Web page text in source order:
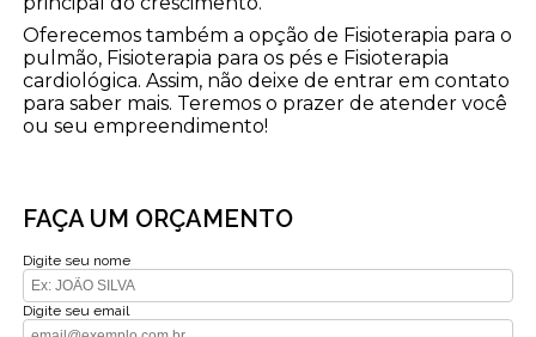
Oferecemos também a opção de Fisioterapia para o
pulmão, Fisioterapia para os pés e Fisioterapia
cardiológica. Assim, não deixe de entrar em contato
para saber mais. Teremos o prazer de atender você
ou seu empreendimento!
FAÇA UM ORÇAMENTO
Digite seu nome
Digite seu email